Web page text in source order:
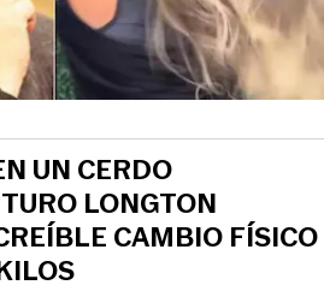
UN CERDO
LONGTON
CAMBIO FÍSICO